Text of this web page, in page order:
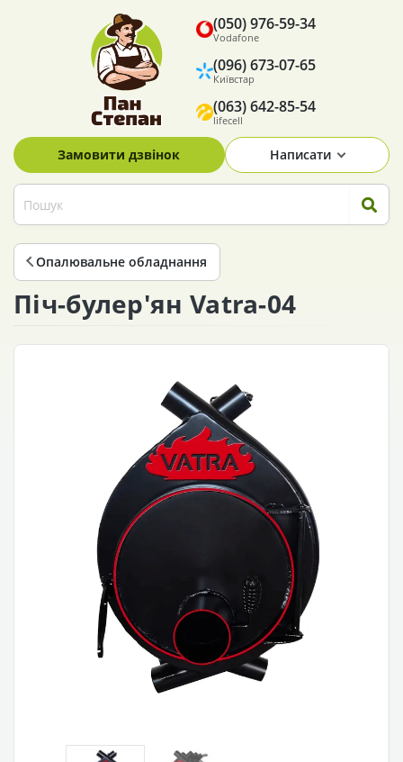
Vodafone
(050) 976-59-34
Київстар
(096) 673-07-65
lifecell
(063) 642-85-54
Замовити дзвінок Написати
Опалювальне обладнання
Піч-булер'ян Vatra-04